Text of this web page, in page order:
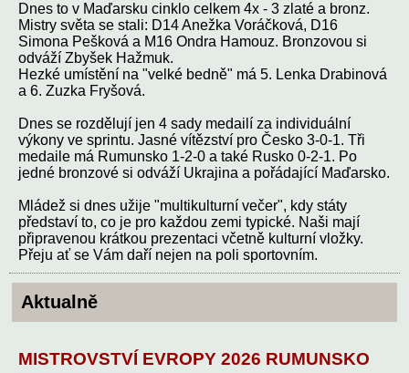
Dnes to v Maďarsku cinklo celkem 4x - 3 zlaté a bronz.
Mistry světa se stali: D14 Anežka Voráčková, D16
Simona Pešková a M16 Ondra Hamouz. Bronzovou si
odváží Zbyšek Hažmuk.
Hezké umístění na "velké bedně" má 5. Lenka Drabinová
a 6. Zuzka Fryšová.
Dnes se rozdělují jen 4 sady medailí za individuální
výkony ve sprintu. Jasné vítězství pro Česko 3-0-1. Tři
medaile má Rumunsko 1-2-0 a také Rusko 0-2-1. Po
jedné bronzové si odváží Ukrajina a pořádající Maďarsko.
Mládež si dnes užije "multikulturní večer", kdy státy
představí to, co je pro každou zemi typické. Naši mají
připravenou krátkou prezentaci včetně kulturní vložky.
Přeju ať se Vám daří nejen na poli sportovním.
Aktualně
MISTROVSTVÍ EVROPY 2026 RUMUNSKO